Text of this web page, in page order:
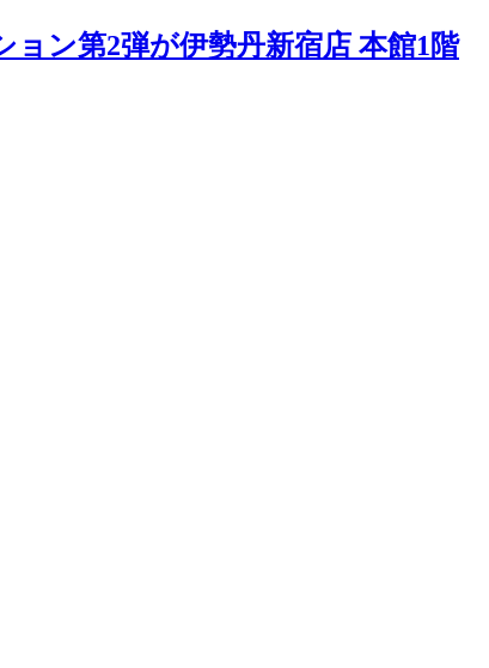
ョン第2弾が伊勢丹新宿店 本館1階